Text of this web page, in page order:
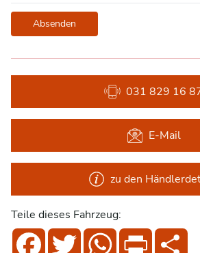
Absenden
031 829 16
E-Mail
zu den
Teile dieses Fahrzeug:
FacebookTwitterWhatsAppPrint